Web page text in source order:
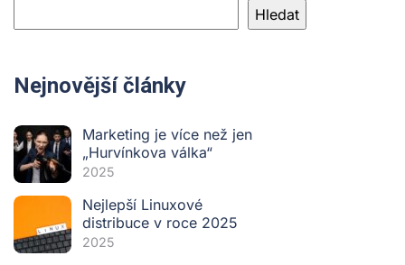
Hledat
Nejnovější články
Marketing je více než jen
„Hurvínkova válka“
2025
Nejlepší Linuxové
distribuce v roce 2025
2025